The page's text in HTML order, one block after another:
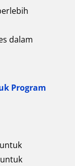
dalam
Program